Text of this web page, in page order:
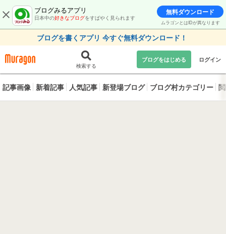
ブログみるアプリ
日本中の好きなブログをすばやく見られます
無料ダウンロード
ムラゴンとはIDが異なります
ブログを書くアプリ 今すぐ無料ダウンロード！
検索する
ブログをはじめる ログイン
記事画像 新着記事 人気記事 新登場ブログ ブログ村カテゴリー